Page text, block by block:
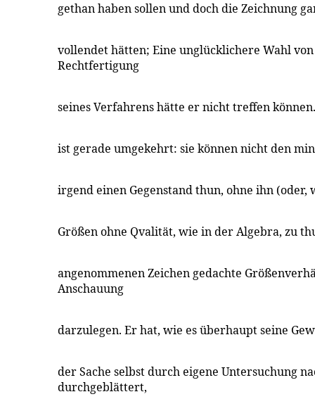
gethan haben sollen und doch die Zeichnung
vollendet hätten; Eine unglücklichere Wahl
Rechtfertigung
seines Verfahrens hätte er nicht treffen
ist gerade umgekehrt: sie können nicht den
irgend einen Gegenstand thun, ohne ihn (oder,
Größen ohne Qvalität, wie in der Algebra, zu
angenommenen Zeichen gedachte
Anschauung
darzulegen. Er hat, wie es überhaupt seine
der Sache selbst durch eigene Untersuchung
durchgeblättert,